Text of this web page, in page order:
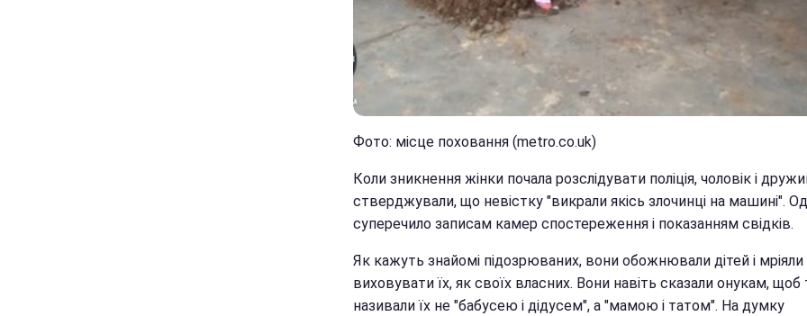
Фото: місце поховання (metro.co.uk)
Коли зникнення жінки почала розслідувати поліція, чоловік і
стверджували, що невістку "викрали якісь злочинці на машині".
суперечило записам камер спостереження і показанням свідків.
Як кажуть знайомі підозрюваних, вони обожнювали дітей і мріяли
виховувати їх, як своїх власних. Вони навіть сказали онукам, щоб
називали їх не "бабусею і дідусем", а "мамою і татом". На думку